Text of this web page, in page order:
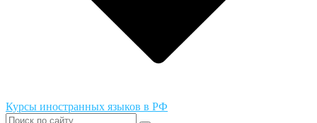
Курсы иностранных языков в РФ